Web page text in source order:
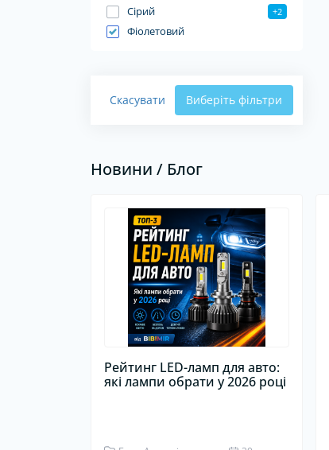
Сірий +2
Фіолетовий
Скасувати Виберіть фільтри
Новини / Блог
Рейтинг LED-ламп для авто:
які лампи обрати у 2026 році